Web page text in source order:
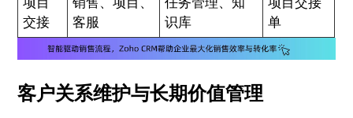
交接
客服
识库
单
客户关系维护与长期价值管理